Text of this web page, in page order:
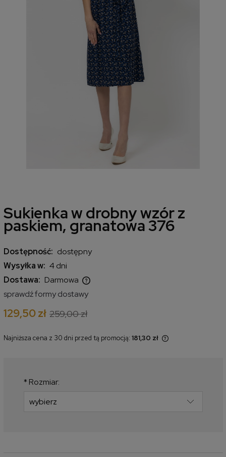
Sukienka w drobny wzór z
paskiem, granatowa 376
Dostępność: dostępny
Wysyłka w: 4 dni
Dostawa: Darmowa
Cena nie zawiera ewentualnych kosztów płatności
sprawdź formy dostawy
129,50 zł 259,00 zł
Najniższa cena z 30 dni przed tą promocją: 181,30 zł
* Rozmiar: